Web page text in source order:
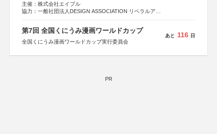
主催：株式会社エイブル
協力：一般社団法人DESIGN ASSOCIATION リベラルアー
第7回 全国くにうみ漫画ワールドカップ
全国くにうみ漫画ワールドカップ実行委員会
あと 116 日
PR